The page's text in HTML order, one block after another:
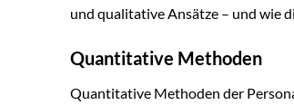
und qualitative Ansätze – und wie
Quantitative Methoden
Quantitative Methoden der